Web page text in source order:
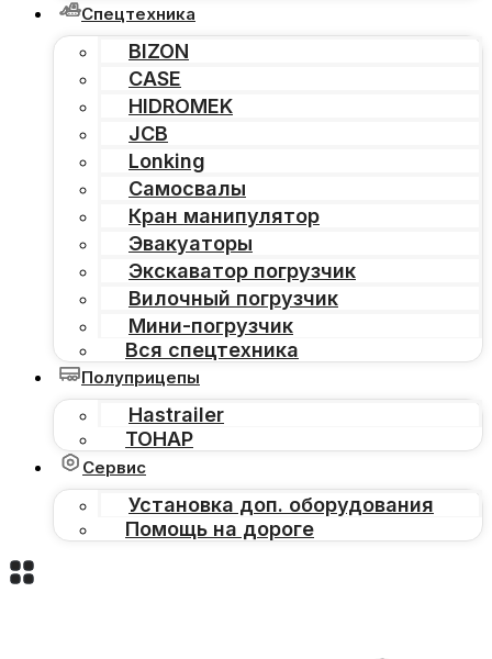
Спецтехника
BIZON
CASE
HIDROMEK
JCB
Lonking
Самосвалы
Кран манипулятор
Эвакуаторы
Экскаватор погрузчик
Вилочный погрузчик
Мини-погрузчик
Вся спецтехника
Полуприцепы
Hastrailer
ТОНАР
Сервис
Установка доп. оборудования
Помощь на дороге